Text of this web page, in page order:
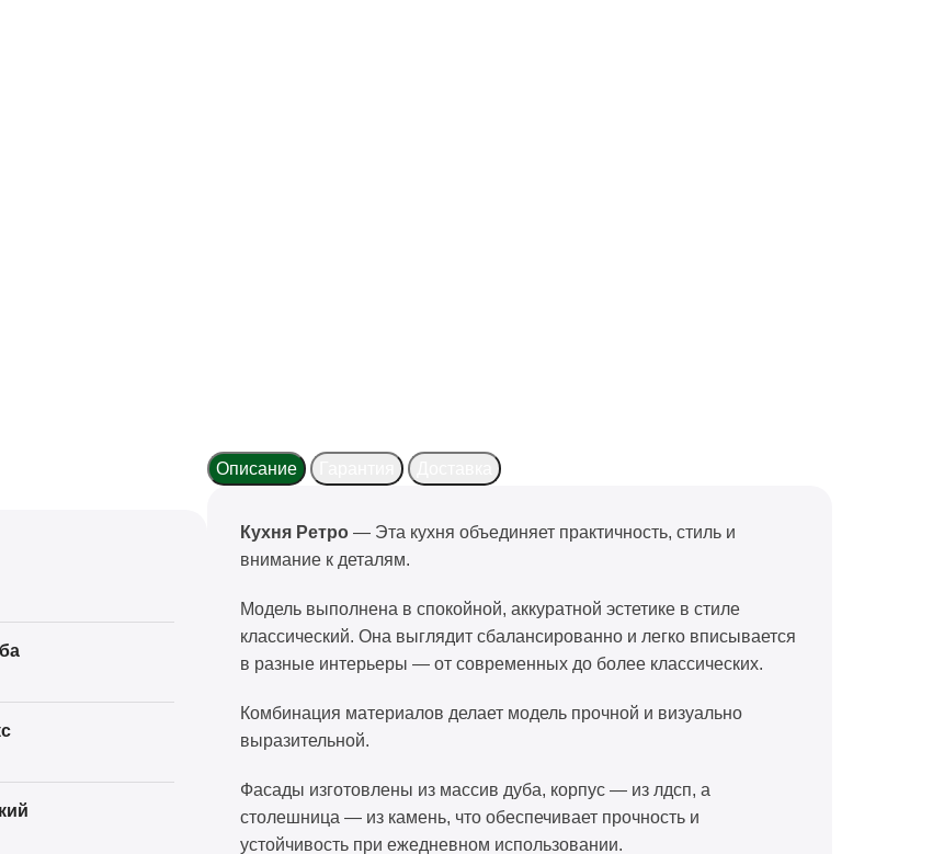
Описание
Кухня Ретро — Эта кухня объединяет практичность, стиль и
внимание к деталям.
Модель выполнена в спокойной, аккуратной эстетике в стиле
классический. Она выглядит сбалансированно и легко вписывается
в разные интерьеры — от современных до более классических.
Комбинация материалов делает модель прочной и визуально
выразительной.
Фасады изготовлены из массив дуба, корпус — из лдсп, а
столешница — из камень, что обеспечивает прочность и
устойчивость при ежедневном использовании.